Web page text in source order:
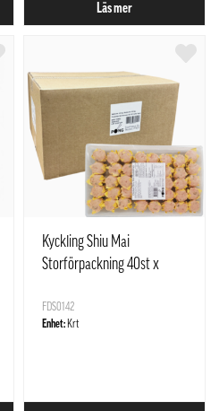
Läs mer
Kyckling Shiu Mai
Storförpackning 40st x
FDS0142
Enhet: Krt